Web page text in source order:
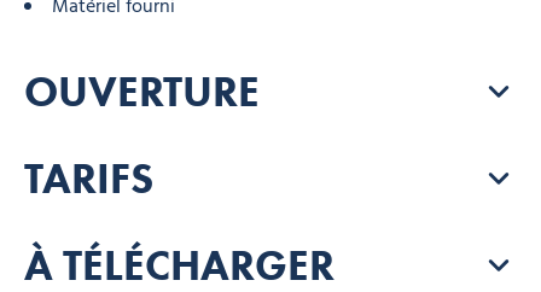
Matériel fourni
OUVERTURE
TARIFS
À TÉLÉCHARGER